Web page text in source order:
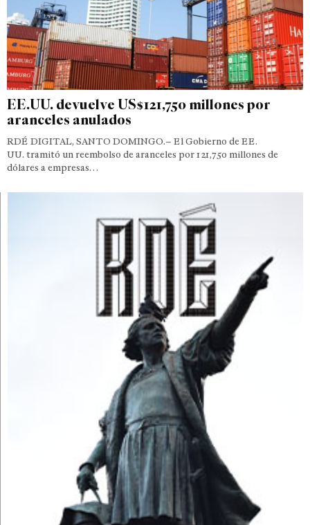
EE.UU. devuelve US$121,750 millones por
aranceles anulados
RDÉ DIGITAL, SANTO DOMINGO.– El Gobierno de EE.
UU. tramitó un reembolso de aranceles por 121,750 millones de
dólares a empresas…